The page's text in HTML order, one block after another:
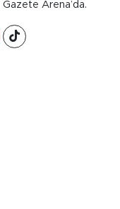
Arena’da.